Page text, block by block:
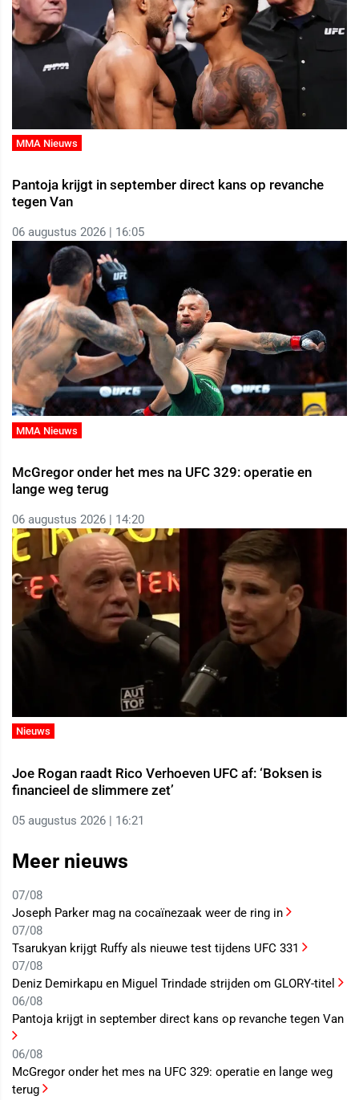
MMA Nieuws
Pantoja krijgt in september direct kans op revanche
tegen Van
06 augustus 2026 | 16:05
MMA Nieuws
McGregor onder het mes na UFC 329: operatie en
lange weg terug
06 augustus 2026 | 14:20
Nieuws
Joe Rogan raadt Rico Verhoeven UFC af: ‘Boksen is
financieel de slimmere zet’
05 augustus 2026 | 16:21
Meer nieuws
07/08
Joseph Parker mag na cocaïnezaak weer de ring in
07/08
Tsarukyan krijgt Ruffy als nieuwe test tijdens UFC 331
07/08
Deniz Demirkapu en Miguel Trindade strijden om GLORY-titel
06/08
Pantoja krijgt in september direct kans op revanche tegen Van
06/08
McGregor onder het mes na UFC 329: operatie en lange weg
terug